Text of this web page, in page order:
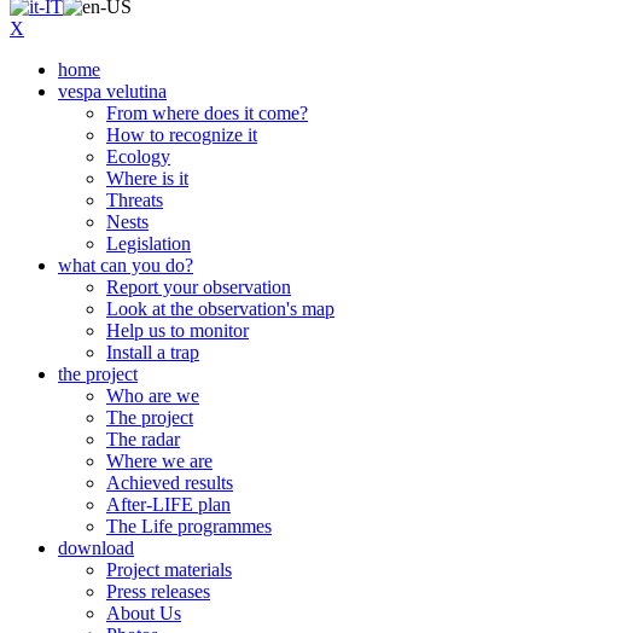
X
home
vespa velutina
From where does it come?
How to recognize it
Ecology
Where is it
Threats
Nests
Legislation
what can you do?
Report your observation
Look at the observation's map
Help us to monitor
Install a trap
the project
Who are we
The project
The radar
Where we are
Achieved results
After-LIFE plan
The Life programmes
download
Project materials
Press releases
About Us